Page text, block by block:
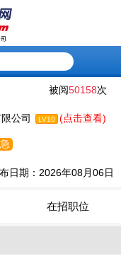
被阅50158次
公司 LV10 (点击查看)
急
日期：2026年08月06日
在招职位